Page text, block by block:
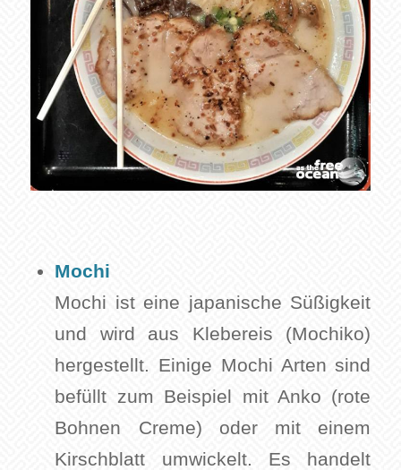
Mochi
Mochi ist eine japanische Süßigkeit
und wird aus Klebereis (Mochiko)
hergestellt. Einige Mochi Arten sind
befüllt zum Beispiel mit Anko (rote
Bohnen Creme) oder mit einem
Kirschblatt umwickelt. Es handelt